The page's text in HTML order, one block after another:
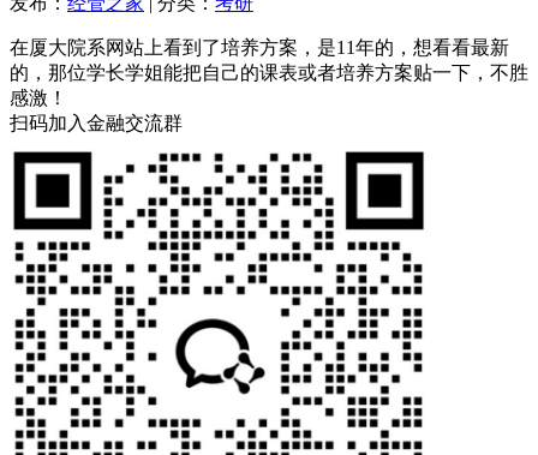
在厦大院系网站上看到了培养方案，是11年的，想看看最新
的，那位学长学姐能把自己的课表或者培养方案贴一下，不胜
感激！
扫码加入金融交流群